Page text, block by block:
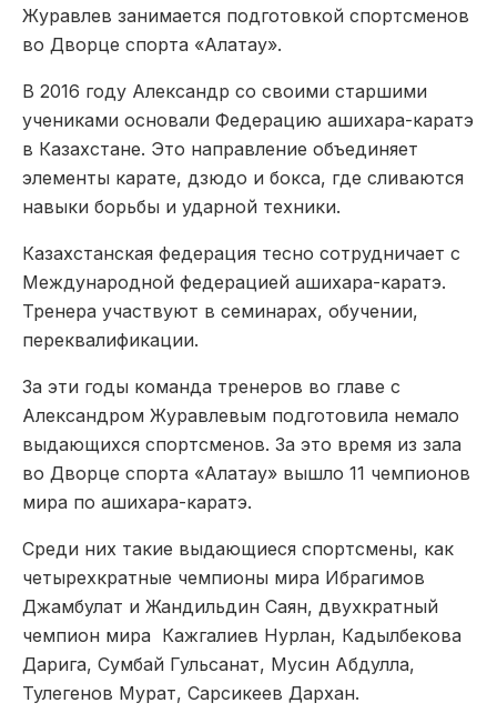
Журавлев занимается подготовкой спортсменов
во Дворце спорта «Алатау».
В 2016 году Александр со своими старшими
учениками основали Федерацию ашихара-каратэ
в Казахстане. Это направление объединяет
элементы карате, дзюдо и бокса, где сливаются
навыки борьбы и ударной техники.
Казахстанская федерация тесно сотрудничает с
Международной федерацией ашихара-каратэ.
Тренера участвуют в семинарах, обучении,
переквалификации.
За эти годы команда тренеров во главе с
Александром Журавлевым подготовила немало
выдающихся спортсменов. За это время из зала
во Дворце спорта «Алатау» вышло 11 чемпионов
мира по ашихара-каратэ.
Среди них такие выдающиеся спортсмены, как
четырехкратные чемпионы мира Ибрагимов
Джамбулат и Жандильдин Саян, двухкратный
чемпион мира Кажгалиев Нурлан, Кадылбекова
Дарига, Сумбай Гульсанат, Мусин Абдулла,
Тулегенов Мурат, Сарсикеев Дархан.